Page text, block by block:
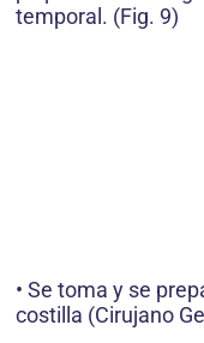
temporal. (Fig. 9)
• Se toma y se
costilla (Cirujano